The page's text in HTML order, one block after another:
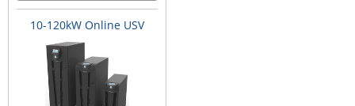
10-120kW Online USV